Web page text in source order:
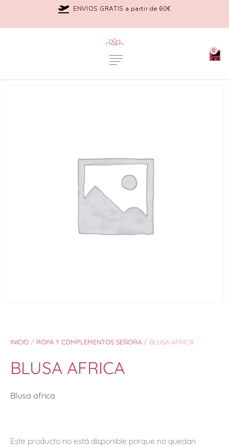
ENVIOS GRATIS a partir de 60€
0
INICIO / ROPA Y COMPLEMENTOS SEÑORA / BLUSA AFRICA
BLUSA AFRICA
Blusa africa
Este producto no está disponible porque no quedan